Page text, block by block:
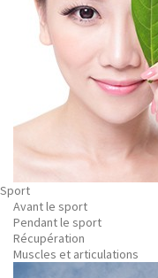
Sport
Avant le sport
Pendant le sport
Récupération
Muscles et articulations